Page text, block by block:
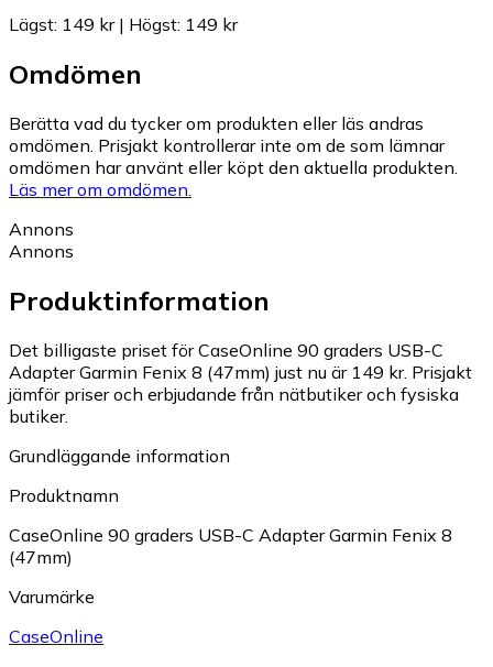
Lägst: 149 kr| Högst: 149 kr
Omdömen
Berätta vad du tycker om produkten eller läs andras
omdömen. Prisjakt kontrollerar inte om de som lämnar
omdömen har använt eller köpt den aktuella produkten.
Läs mer om omdömen.
Annons
Annons
Produktinformation
Det billigaste priset för CaseOnline 90 graders USB-C
Adapter Garmin Fenix 8 (47mm) just nu är 149 kr. Prisjakt
jämför priser och erbjudande från nätbutiker och fysiska
butiker.
Grundläggande information
Produktnamn
CaseOnline 90 graders USB-C Adapter Garmin Fenix 8
(47mm)
Varumärke
CaseOnline